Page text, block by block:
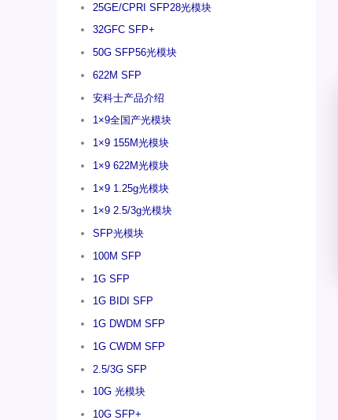
25GE/CPRI SFP28光模块
32GFC SFP+
50G SFP56光模块
622M SFP
安科士产品介绍
1×9全国产光模块
1×9 155M光模块
1×9 622M光模块
1×9 1.25g光模块
1×9 2.5/3g光模块
SFP光模块
100M SFP
1G SFP
1G BIDI SFP
1G DWDM SFP
1G CWDM SFP
2.5/3G SFP
10G 光模块
10G SFP+